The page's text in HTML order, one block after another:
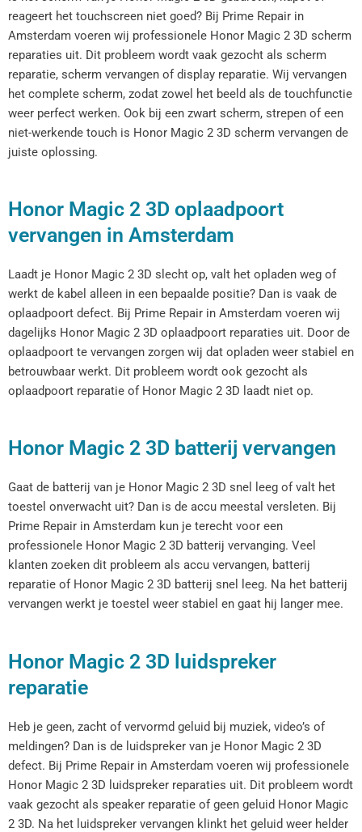
reageert het touchscreen niet goed? Bij Prime Repair in
Amsterdam voeren wij professionele Honor Magic 2 3D scherm
reparaties uit. Dit probleem wordt vaak gezocht als scherm
reparatie, scherm vervangen of display reparatie. Wij vervangen
het complete scherm, zodat zowel het beeld als de touchfunctie
weer perfect werken. Ook bij een zwart scherm, strepen of een
niet-werkende touch is Honor Magic 2 3D scherm vervangen de
juiste oplossing.
Honor Magic 2 3D oplaadpoort
vervangen in Amsterdam
Laadt je Honor Magic 2 3D slecht op, valt het opladen weg of
werkt de kabel alleen in een bepaalde positie? Dan is vaak de
oplaadpoort defect. Bij Prime Repair in Amsterdam voeren wij
dagelijks Honor Magic 2 3D oplaadpoort reparaties uit. Door de
oplaadpoort te vervangen zorgen wij dat opladen weer stabiel en
betrouwbaar werkt. Dit probleem wordt ook gezocht als
oplaadpoort reparatie of Honor Magic 2 3D laadt niet op.
Honor Magic 2 3D batterij vervangen
Gaat de batterij van je Honor Magic 2 3D snel leeg of valt het
toestel onverwacht uit? Dan is de accu meestal versleten. Bij
Prime Repair in Amsterdam kun je terecht voor een
professionele Honor Magic 2 3D batterij vervanging. Veel
klanten zoeken dit probleem als accu vervangen, batterij
reparatie of Honor Magic 2 3D batterij snel leeg. Na het batterij
vervangen werkt je toestel weer stabiel en gaat hij langer mee.
Honor Magic 2 3D luidspreker
reparatie
Heb je geen, zacht of vervormd geluid bij muziek, video’s of
meldingen? Dan is de luidspreker van je Honor Magic 2 3D
defect. Bij Prime Repair in Amsterdam voeren wij professionele
Honor Magic 2 3D luidspreker reparaties uit. Dit probleem wordt
vaak gezocht als speaker reparatie of geen geluid Honor Magic
2 3D. Na het luidspreker vervangen klinkt het geluid weer helder